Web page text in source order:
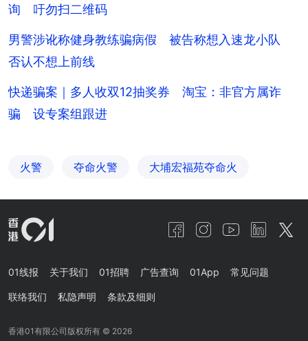
询 吁勿扫二维码
男警涉讹称健身教练骗病假 被告称想入速龙小队
否认不想上前线
快递骗案｜多人收双12抽奖券 淘宝：非官方属诈
骗 设专案组跟进
火警 夺命火警 大埔宏福苑夺命火
01线报 关于我们 01招聘 广告查询 01App 常见问题
联络我们 私隐声明 条款及细则
香港01有限公司版权所有 © 2026